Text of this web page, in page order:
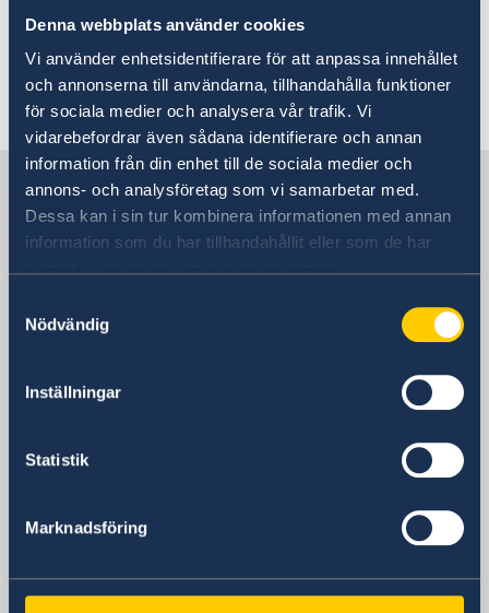
Denna webbplats använder cookies
Vi använder enhetsidentifierare för att anpassa innehållet
och annonserna till användarna, tillhandahålla funktioner
för sociala medier och analysera vår trafik. Vi
vidarebefordrar även sådana identifierare och annan
information från din enhet till de sociala medier och
annons- och analysföretag som vi samarbetar med.
Dessa kan i sin tur kombinera informationen med annan
information som du har tillhandahållit eller som de har
Nödvändig
Inställningar
Statistik
Marknadsföring
Last updated 21 Jul 2021, 9.27 AM
Sweden in Canada
Embassy
377 Dalhousie Street, 3rd Floor
Postal address
Phone
Fax
Email